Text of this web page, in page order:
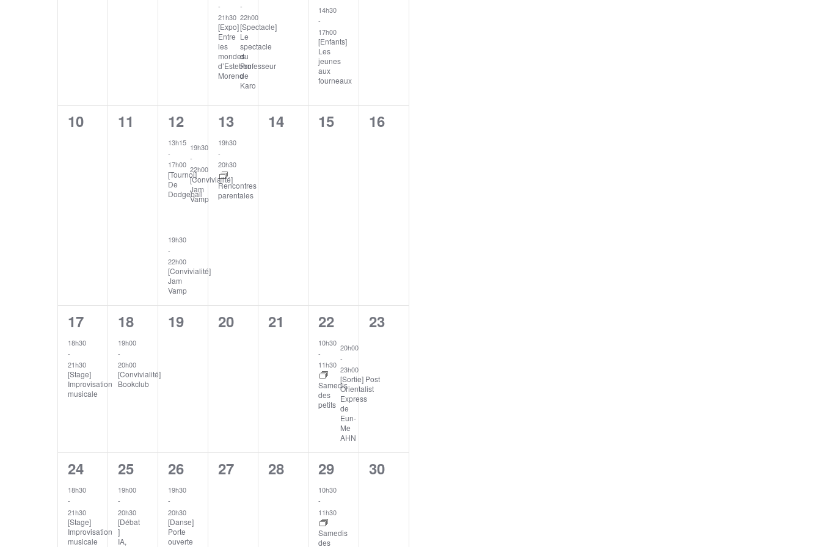
-
21h30
[Expo]
Entre
les
mondes
d’Esteban
Moreno
-
22h00
[Spectacle]
Le
spectacle
du
Professeur
de
Karo
14h30
-
17h00
[Enfants]
Les
jeunes
aux
fourneaux
0
10
0
évènement,
11
3
évènements,
12
13h15
-
17h00
[Tournoi]
De
Dodgeball
19h30
-
22h00
[Convivialité]
Jam
Vamp
19h30
-
22h00
[Convivialité]
Jam
Vamp
1
évènement,
13
19h30
-
20h30
Rencontres
parentales
0
14
0
15
0
16
1
évènement,
17
18h30
-
21h30
[Stage]
Improvisation
musicale
1
évènement,
18
19h00
-
20h00
[Convivialité]
Bookclub
0
19
0
20
0
évènement,
21
2
évènements,
22
10h30
-
11h30
Samedis
des
petits
20h00
-
23h00
[Sortie] Post
Orientalist
Express
de
Eun-
Me
AHN
0
23
1
évènement,
24
18h30
-
21h30
[Stage]
Improvisation
musicale
1
évènement,
25
19h00
-
20h30
[Débat
]
IA,
1
évènement,
26
19h30
-
20h30
[Danse]
Porte
ouverte
0
27
0
évènement,
28
1
évènement,
29
10h30
-
11h30
Samedis
des
0
30